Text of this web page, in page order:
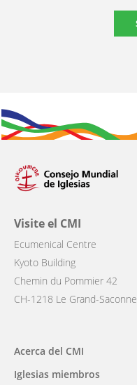
Visite el CMI
Ecumenical Centre
Kyoto Building
Chemin du Pommier 42
CH-1218 Le Grand-
Main
navigation
Acerca del CMI
Iglesias miembros